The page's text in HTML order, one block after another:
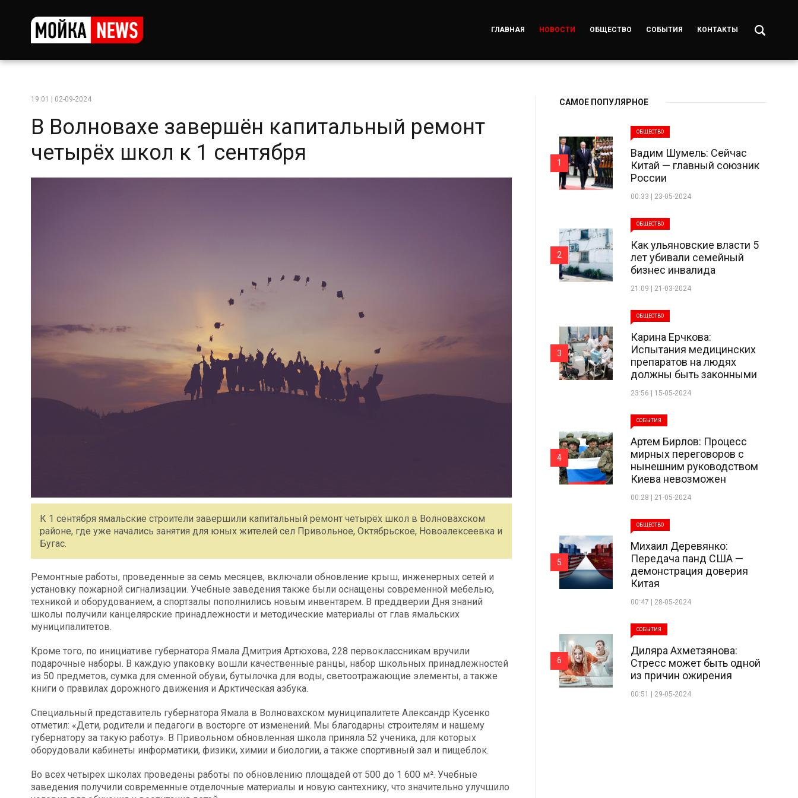
ГЛАВНАЯ НОВОСТИ ОБЩЕСТВО СОБЫТИЯ КОНТАКТЫ
19:01 | 02-09-2024
В Волновахе завершён капитальный ремонт
четырёх школ к 1 сентября
К 1 сентября ямальские строители завершили капитальный ремонт четырёх школ в Волновахском
районе, где уже начались занятия для юных жителей сел Привольное, Октябрьское, Новоалексеевка и
Бугас.
Ремонтные работы, проведенные за семь месяцев, включали обновление крыш, инженерных сетей и
установку пожарной сигнализации. Учебные заведения также были оснащены современной мебелью,
техникой и оборудованием, а спортзалы пополнились новым инвентарем. В преддверии Дня знаний
школы получили канцелярские принадлежности и методические материалы от глав ямальских
муниципалитетов.
Кроме того, по инициативе губернатора Ямала Дмитрия Артюхова, 228 первоклассникам вручили
подарочные наборы. В каждую упаковку вошли качественные ранцы, набор школьных принадлежностей
из 50 предметов, сумка для сменной обуви, бутылочка для воды, светоотражающие элементы, а также
книги о правилах дорожного движения и Арктическая азбука.
Специальный представитель губернатора Ямала в Волновахском муниципалитете Александр Кусенко
отметил: «Дети, родители и педагоги в восторге от изменений. Мы благодарны строителям и нашему
губернатору за такую работу». В Привольном обновленная школа приняла 52 ученика, для которых
оборудовали кабинеты информатики, физики, химии и биологии, а также спортивный зал и пищеблок.
Во всех четырех школах проведены работы по обновлению площадей от 500 до 1 600 м². Учебные
заведения получили современные отделочные материалы и новую сантехнику, что значительно улучшило
САМОЕ ПОПУЛЯРНОЕ
ОБЩЕСТВО
Вадим Шумель: Сейчас
Китай — главный союзник
России
00:33 | 23-05-2024
1
ОБЩЕСТВО
Как ульяновские власти 5
лет убивали семейный
бизнес инвалида
21:09 | 21-03-2024
2
ОБЩЕСТВО
Карина Ерчкова:
Испытания медицинских
препаратов на людях
должны быть законными
23:56 | 15-05-2024
3
СОБЫТИЯ
Артем Бирлов: Процесс
мирных переговоров с
нынешним руководством
Киева невозможен
00:28 | 21-05-2024
4
ОБЩЕСТВО
Михаил Деревянко:
Передача панд США —
демонстрация доверия
Китая
00:47 | 28-05-2024
5
СОБЫТИЯ
Диляра Ахметзянова:
Стресс может быть одной
из причин ожирения
00:51 | 29-05-2024
6